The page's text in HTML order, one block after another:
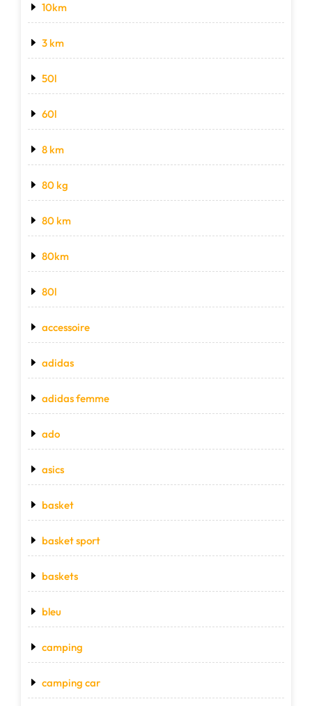
10km
3 km
50l
60l
8 km
80 kg
80 km
80km
80l
accessoire
adidas
adidas femme
ado
asics
basket
basket sport
baskets
bleu
camping
camping car